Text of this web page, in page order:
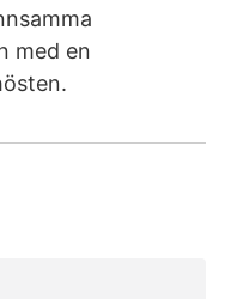
med en